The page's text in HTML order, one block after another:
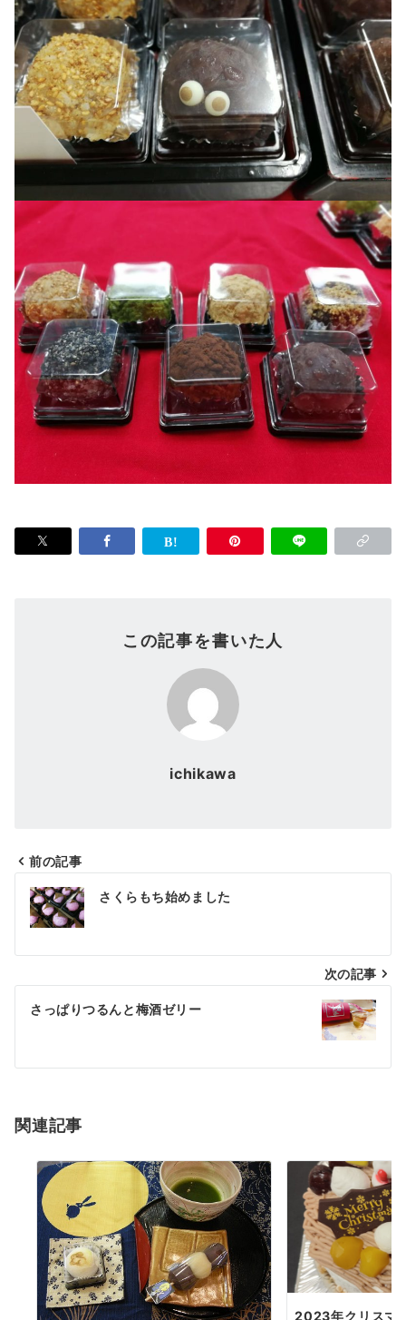
この記事を書いた人
ichikawa
投
稿
ビ
ゲ
シ
ン
前の記事
さくらもち始めました
次の記事
さっぱりつるんと梅酒ゼリー
関連記事
2023年クリスマ